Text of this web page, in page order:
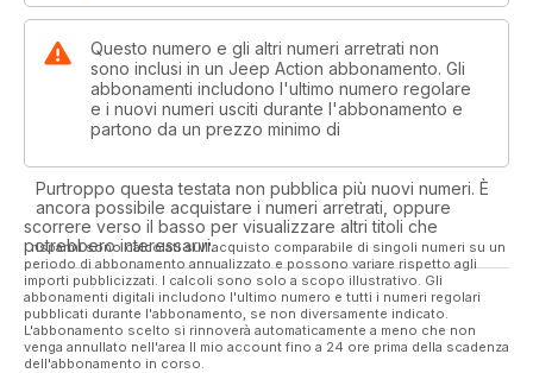
Questo numero e gli altri numeri arretrati non
sono inclusi in un Jeep Action abbonamento. Gli
abbonamenti includono l'ultimo numero regolare
e i nuovi numeri usciti durante l'abbonamento e
partono da un prezzo minimo di
Purtroppo questa testata non pubblica più nuovi numeri. È
ancora possibile acquistare i numeri arretrati, oppure
scorrere verso il basso per visualizzare altri titoli che
potrebbero interessarvi.
I risparmi sono calcolati sull'acquisto comparabile di singoli numeri su un
periodo di abbonamento annualizzato e possono variare rispetto agli
importi pubblicizzati. I calcoli sono solo a scopo illustrativo. Gli
abbonamenti digitali includono l'ultimo numero e tutti i numeri regolari
pubblicati durante l'abbonamento, se non diversamente indicato.
L'abbonamento scelto si rinnoverà automaticamente a meno che non
venga annullato nell'area Il mio account fino a 24 ore prima della scadenza
dell'abbonamento in corso.